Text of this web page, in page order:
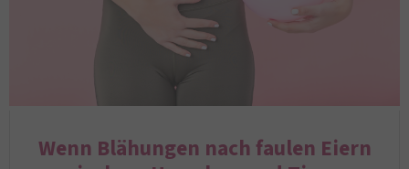
Wenn Blähungen nach faulen Eiern